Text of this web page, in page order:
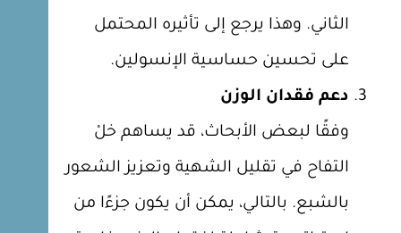
الثاني. وهذا يرجع إلى تأثيره المحتمل
على تحسين حساسية الإنسولين.
دعم فقدان الوزن
وفقًا لبعض الأبحاث، قد يساهم خلْ
التفاح في تقليل الشهية وتعزيز الشعور
بالشبع. بالتالي، يمكن أن يكون جزءًا من